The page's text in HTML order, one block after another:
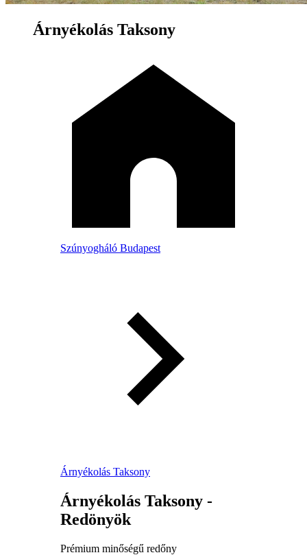
Árnyékolás Taksony
Szúnyogháló Budapest
Árnyékolás Taksony
Árnyékolás Taksony -
Redönyök
Prémium minőségű redőny